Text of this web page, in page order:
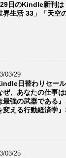
日のKindle新刊は
界生活 33」「天
03/29
日替わりセー
ぜ、あなたの仕事
最強の武器である
変える行動経済学
03/25